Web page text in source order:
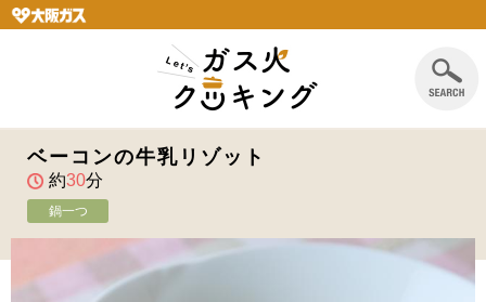
ベーコンの牛乳リゾット
約30分
鍋一つ